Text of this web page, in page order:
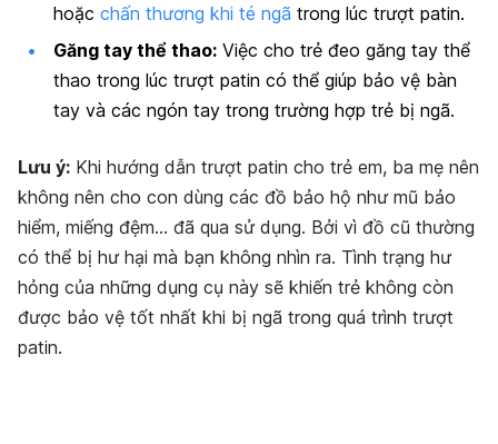
hoặc chấn thương khi té ngã trong lúc trượt patin.
Găng tay thể thao: Việc cho trẻ đeo găng tay thể
thao trong lúc trượt patin có thể giúp bảo vệ bàn
tay và các ngón tay trong trường hợp trẻ bị ngã.
Lưu ý: Khi hướng dẫn trượt patin cho trẻ em, ba mẹ nên
không nên cho con dùng các đồ bảo hộ như mũ bảo
hiểm, miếng đệm… đã qua sử dụng. Bởi vì đồ cũ thường
có thể bị hư hại mà bạn không nhìn ra. Tình trạng hư
hỏng của những dụng cụ này sẽ khiến trẻ không còn
được bảo vệ tốt nhất khi bị ngã trong quá trình trượt
patin.